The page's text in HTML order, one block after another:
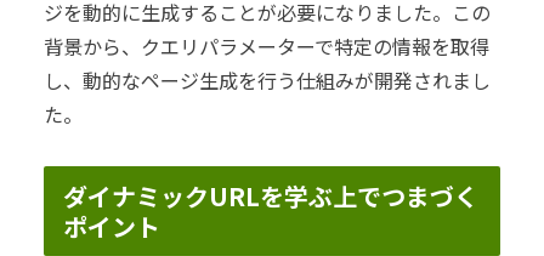
ジを動的に生成することが必要になりました。この
背景から、クエリパラメーターで特定の情報を取得
し、動的なページ生成を行う仕組みが開発されまし
た。
ダイナミックURLを学ぶ上でつまづく
ポイント